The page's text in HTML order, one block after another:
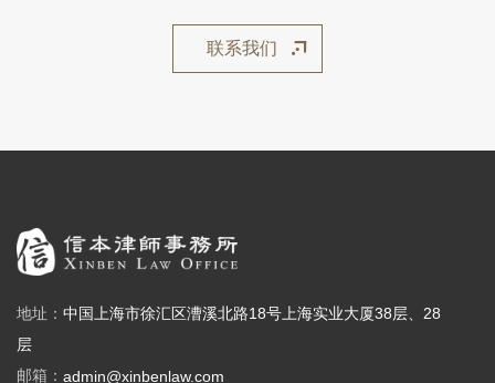
联系我们
地址： 中国上海市徐汇区漕溪北路18号上海实业大厦38层、28
层
邮箱： admin@xinbenlaw.com